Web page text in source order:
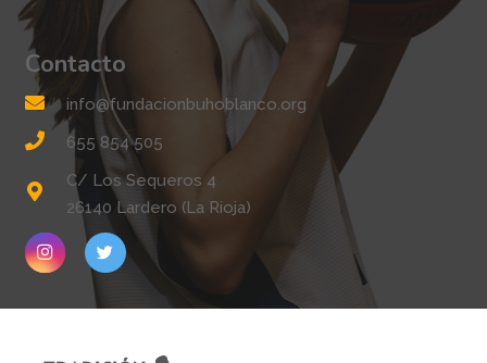
Contacto
info@fundacionbuhoblanco.org
655 854 505
C/ Los Sequeros 4
26140 Lardero (La Rioja)